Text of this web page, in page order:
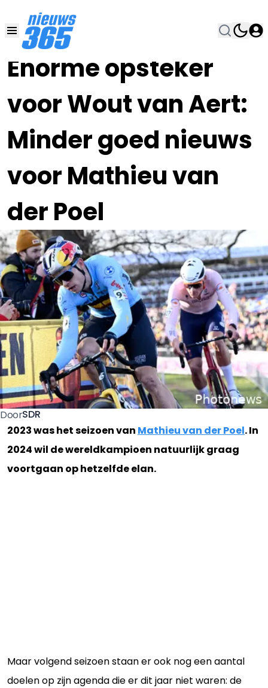
Énorme opsteker
voor Wout van Aert:
Minder goed nieuws
voor Mathieu van
der Poel
19 OKT 2023, 20:45
DoorSDR
2023 was het seizoen van Mathieu van der Poel. In
2024 wil de wereldkampioen natuurlijk graag
voortgaan op hetzelfde elan.
Maar volgend seizoen staan er ook nog een aantal
doelen op zijn agenda die er dit jaar niet waren: de